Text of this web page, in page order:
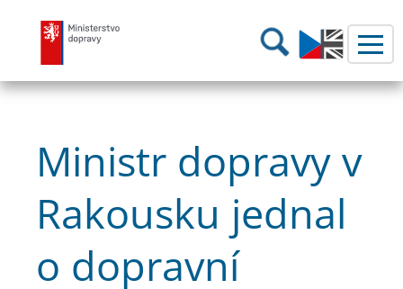
Ministerstvo dopravy Hledání
Ministr dopravy v
Rakousku jednal
o dopravní